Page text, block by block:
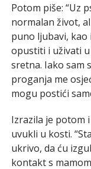
Potom piše: “Uz
normalan život,
puno ljubavi, kao
opustiti i uživati
sretna. Iako sam
proganja me
mogu postići
Izrazila je potom
uvukli u kosti.
ukrivo, da ću
kontakt s